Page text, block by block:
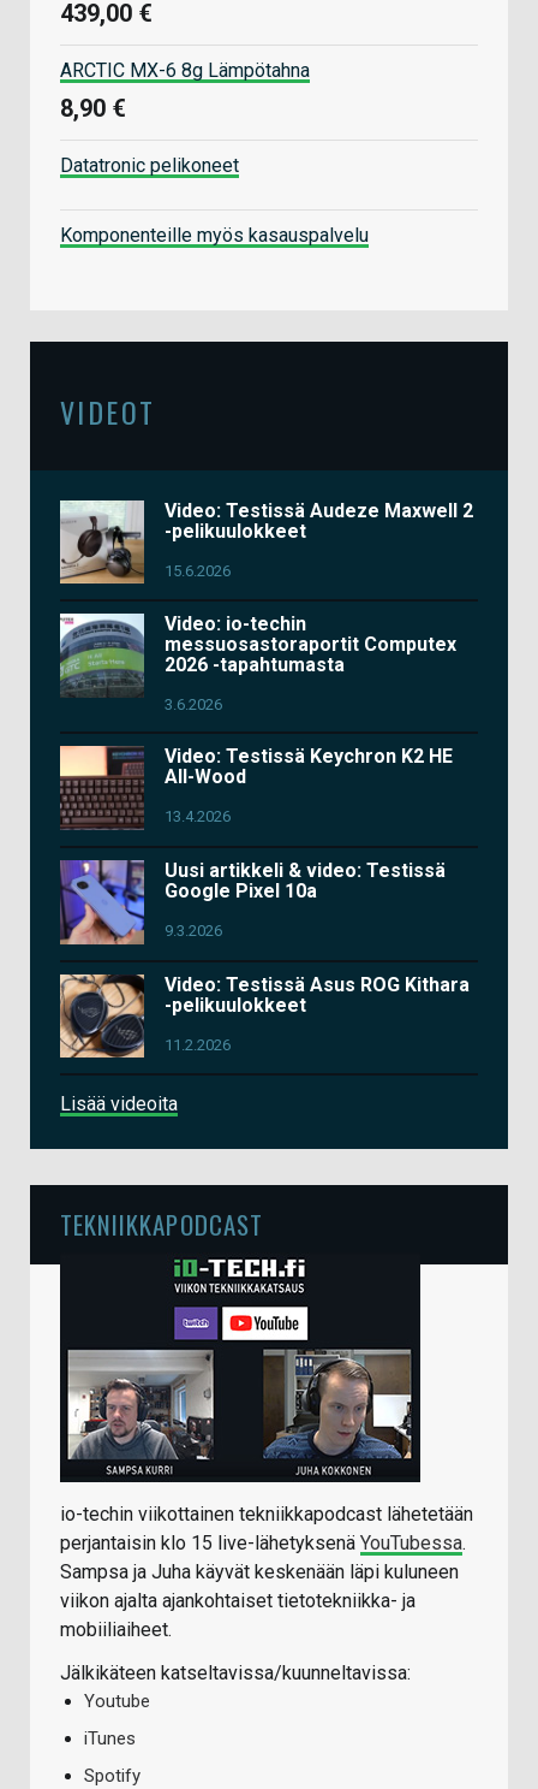
439,00 €
ARCTIC MX-6 8g Lämpötahna
8,90 €
Datatronic pelikoneet
Komponenteille myös kasauspalvelu
VIDEOT
Video: Testissä Audeze Maxwell 2
-pelikuulokkeet
15.6.2026
Video: io-techin
messuosastoraportit Computex
2026 -tapahtumasta
3.6.2026
Video: Testissä Keychron K2 HE
All-Wood
13.4.2026
Uusi artikkeli & video: Testissä
Google Pixel 10a
9.3.2026
Video: Testissä Asus ROG Kithara
-pelikuulokkeet
11.2.2026
Lisää videoita
TEKNIIKKAPODCAST
io-techin viikottainen tekniikkapodcast lähetetään
perjantaisin klo 15 live-lähetyksenä YouTubessa.
Sampsa ja Juha käyvät keskenään läpi kuluneen
viikon ajalta ajankohtaiset tietotekniikka- ja
mobiiliaiheet.
Jälkikäteen katseltavissa/kuunneltavissa:
Youtube
iTunes
Spotify